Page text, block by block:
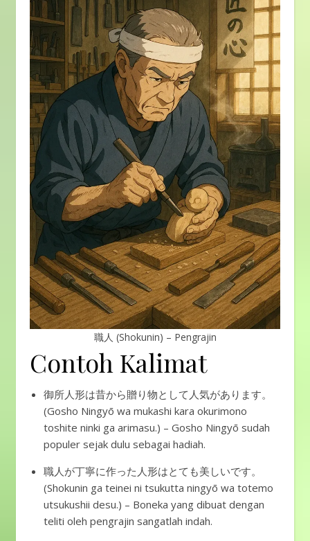
職人 (Shokunin) – Pengrajin
Contoh Kalimat
御所人形は昔から贈り物として人気があります。
(Gosho Ningyō wa mukashi kara okurimono
toshite ninki ga arimasu.) – Gosho Ningyō sudah
populer sejak dulu sebagai hadiah.
職人が丁寧に作った人形はとても美しいです。
(Shokunin ga teinei ni tsukutta ningyō wa totemo
utsukushii desu.) – Boneka yang dibuat dengan
teliti oleh pengrajin sangatlah indah.